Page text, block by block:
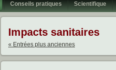
Conseils pratiques Scientifique
Impacts sanitaires
« Entrées plus anciennes